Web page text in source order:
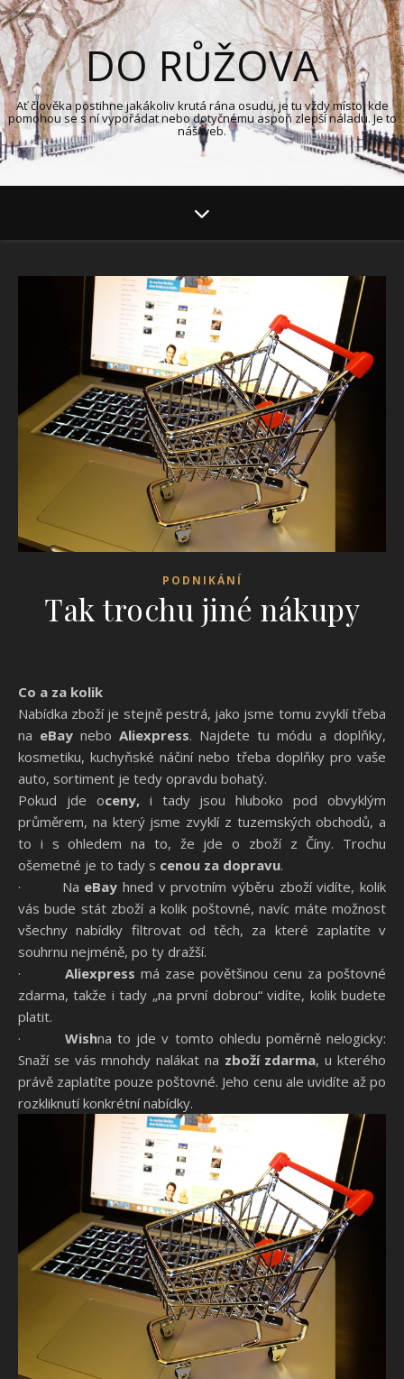
DO RŮŽOVA
Ať člověka postihne jakákoliv krutá rána osudu, je tu vždy místo, kde
pomohou se s ní vypořádat nebo dotyčnému aspoň zlepší náladu. Je to
náš web.
PODNIKÁNÍ
Tak trochu jiné nákupy
Co a za kolik
Nabídka zboží je stejně pestrá, jako jsme tomu zvyklí třeba
na eBay nebo Aliexpress. Najdete tu módu a doplňky,
kosmetiku, kuchyňské náčiní nebo třeba doplňky pro vaše
auto, sortiment je tedy opravdu bohatý.
Pokud jde oceny,i tady jsou hluboko pod obvyklým
průměrem, na který jsme zvyklí z tuzemských obchodů, a
to i s ohledem na to, že jde o zboží z Číny. Trochu
ošemetné je to tady s cenou za dopravu.
· Na eBay hned v prvotním výběru zboží vidíte, kolik
vás bude stát zboží a kolik poštovné, navíc máte možnost
všechny nabídky filtrovat od těch, za které zaplatíte v
souhrnu nejméně, po ty dražší.
· Aliexpress má zase povětšinou cenu za poštovné
zdarma, takže i tady „na první dobrou“ vidíte, kolik budete
platit.
·Wishna to jde v tomto ohledu poměrně nelogicky:
Snaží se vás mnohdy nalákat na zboží zdarma, u kterého
právě zaplatíte pouze poštovné. Jeho cenu ale uvidíte až po
rozkliknutí konkrétní nabídky.